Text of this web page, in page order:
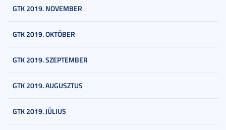
GTK 2019. NOVEMBER
GTK 2019. OKTÓBER
GTK 2019. SZEPTEMBER
GTK 2019. AUGUSZTUS
GTK 2019. JÚLIUS